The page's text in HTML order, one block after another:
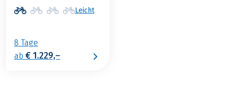
Leicht
8 Tage
ab € 1.229,–